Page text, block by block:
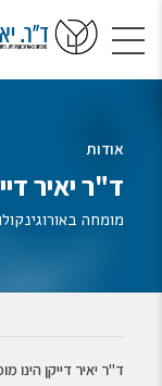
אודות
ד"ר יאיר
מומחה
ד"ר יאיר דייקן הינו